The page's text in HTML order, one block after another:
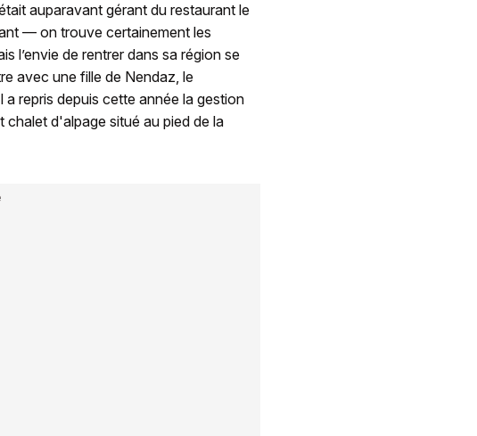
auparavant gérant du restaurant le
— on trouve certainement les
l’envie de rentrer dans sa région se
avec une fille de Nendaz, le
repris depuis cette année la gestion
d'alpage situé au pied de la